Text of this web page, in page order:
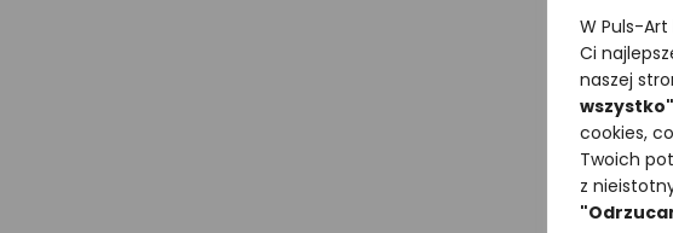
W Puls-
Ci
naszej
wszystko"
cookies,
Twoich
z